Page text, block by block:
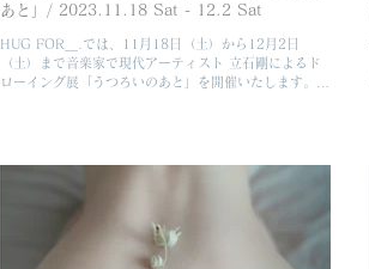
あと」/ 2023.11.18 Sat - 12.2 Sat
HUG FOR＿.では、11月18日（土）から12月2日
（土）まで音楽家で現代アーティスト 立石剛によるド
ローイング展「うつろいのあと」を開催いたします。立